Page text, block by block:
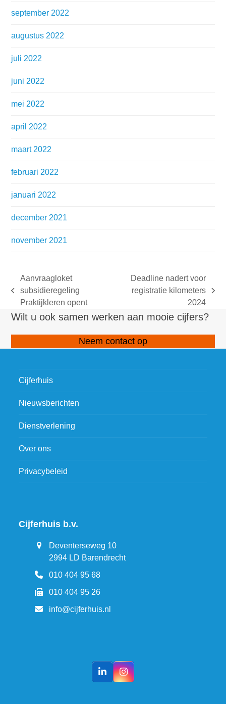
september 2022
augustus 2022
juli 2022
juni 2022
mei 2022
april 2022
maart 2022
februari 2022
januari 2022
december 2021
november 2021
previous
post:
Aanvraagloket
subsidieregeling
Praktijkleren opent
next
Deadline nadert voor
registratie kilometers
2024
Wilt u ook samen werken aan mooie cijfers?
Neem contact op
Cijferhuis
Nieuwsberichten
Dienstverlening
Over ons
Privacybeleid
Cijferhuis b.v.
Deventerseweg 10
2994 LD Barendrecht
010 404 95 68
010 404 95 26
info@cijferhuis.nl
LinkedInInstagram